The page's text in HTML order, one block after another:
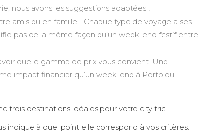
nous avons les suggestions adaptées !
amis ou en famille… Chaque type de voyage a ses
pas de la même façon qu’un week-end festif entre
quelle gamme de prix vous convient. Une
impact financier qu’un week-end à Porto ou
trois destinations idéales pour votre city trip.
indique à quel point elle correspond à vos critères.